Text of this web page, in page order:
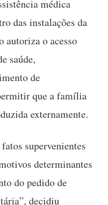
médica
das instalações da
autoriza o acesso
saúde,
de
que a família
externamente.
supervenientes
determinantes
do pedido de
decidiu